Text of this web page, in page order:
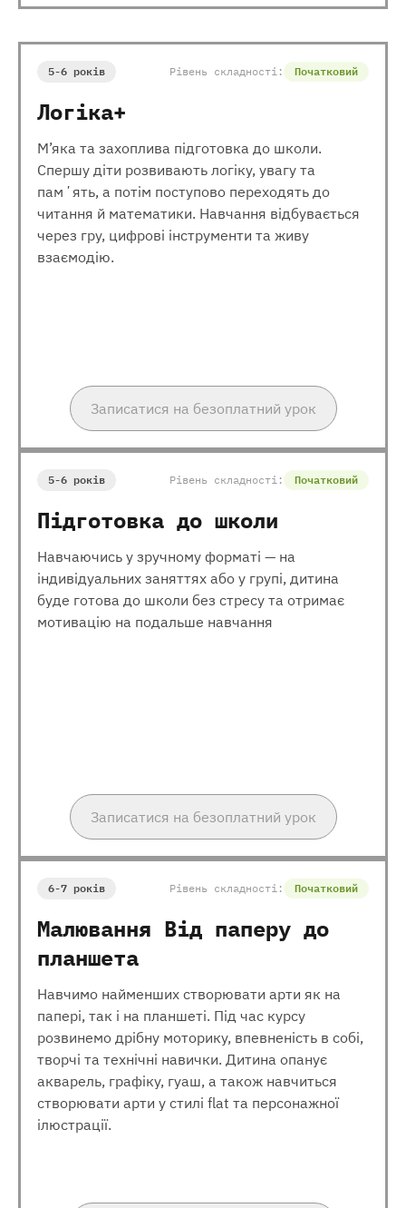
5-6 років Рівень складності: Початковий
Логіка+
М’яка та захоплива підготовка до школи.
Спершу діти розвивають логіку, увагу та
памʼять, а потім поступово переходять до
читання й математики. Навчання відбувається
через гру, цифрові інструменти та живу
взаємодію.
Записатися на безоплатний урок
5-6 років Рівень складності: Початковий
Підготовка до школи
Навчаючись у зручному форматі — на
індивідуальних заняттях або у групі, дитина
буде готова до школи без стресу та отримає
мотивацію на подальше навчання
Записатися на безоплатний урок
6-7 років Рівень складності: Початковий
Малювання Від паперу до
планшета
Навчимо найменших створювати арти як на
папері, так і на планшеті. Під час курсу
розвинемо дрібну моторику, впевненість в собі,
творчі та технічні навички. Дитина опанує
акварель, графіку, гуаш, а також навчиться
створювати арти у стилі flat та персонажної
ілюстрації.